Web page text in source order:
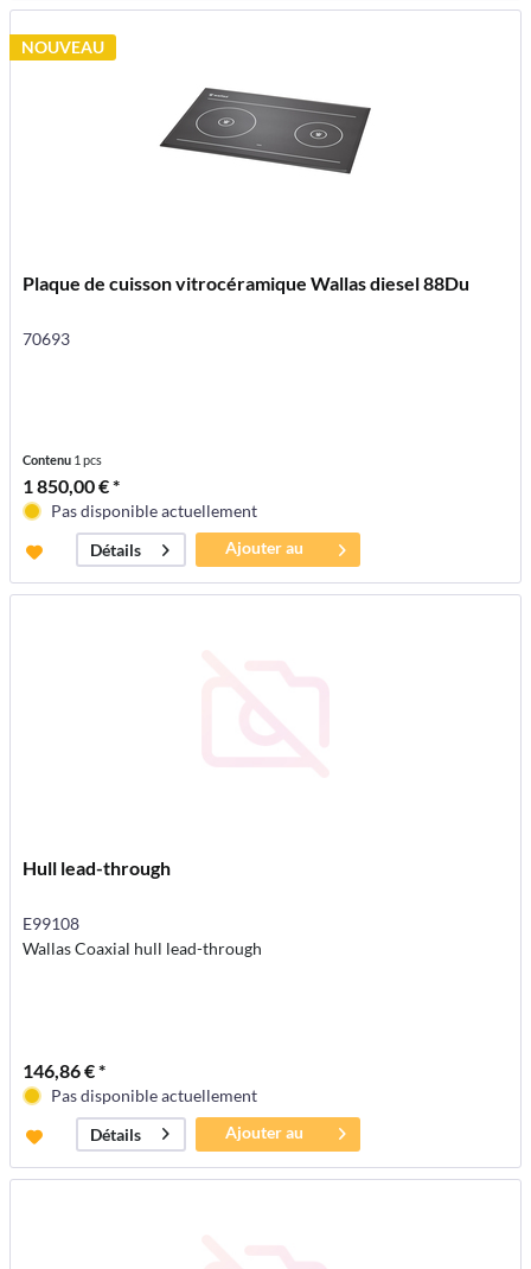
NOUVEAU
Plaque de cuisson vitrocéramique Wallas diesel 88Du
70693
Contenu 1 pcs
1 850,00 € *
Pas disponible actuellement
Détails
Ajouter au
panier
Hull lead-through
E99108
Wallas Coaxial hull lead-through
146,86 € *
Pas disponible actuellement
Détails
Ajouter au
panier